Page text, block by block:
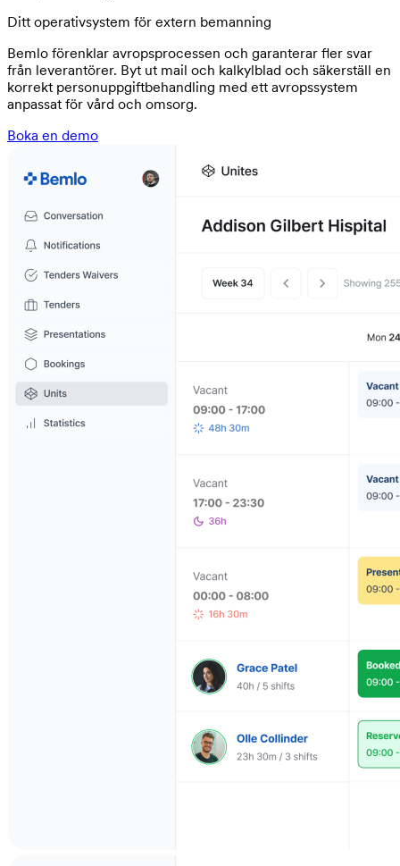
Ditt operativsystem för extern bemanning
Bemlo förenklar avropsprocessen och garanterar fler svar
från leverantörer. Byt ut mail och kalkylblad och säkerställ en
korrekt personuppgiftbehandling med ett avropssystem
anpassat för vård och omsorg.
Boka en demo